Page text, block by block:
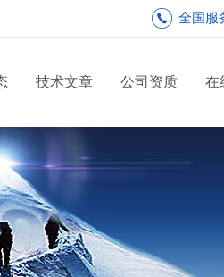
全国服
技术文章 公司资质 在